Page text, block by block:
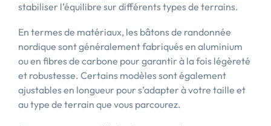
stabiliser l’équilibre sur différents types de terrains.
En termes de matériaux, les bâtons de randonnée
nordique sont généralement fabriqués en aluminium
ou en fibres de carbone pour garantir à la fois légèreté
et robustesse. Certains modèles sont également
ajustables en longueur pour s’adapter à votre taille et
au type de terrain que vous parcourez.